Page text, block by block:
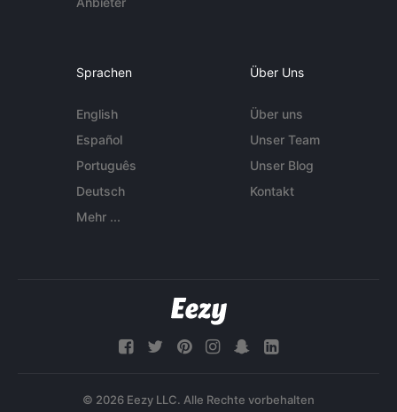
Sprachen
English
Español
Português
Deutsch
Mehr ...
Über Uns
Über uns
Unser Team
Unser Blog
Kontakt
© 2026 Eezy LLC. Alle Rechte vorbehalten